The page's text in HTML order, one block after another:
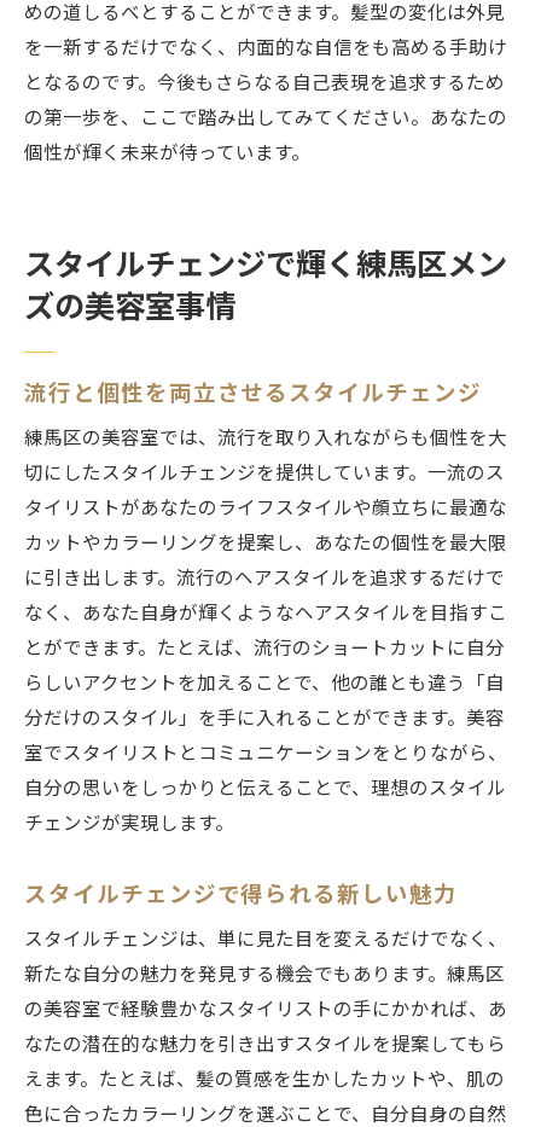
めの道しるべとすることができます。髪型の変化は外見
を一新するだけでなく、内面的な自信をも高める手助け
となるのです。今後もさらなる自己表現を追求するため
の第一歩を、ここで踏み出してみてください。あなたの
個性が輝く未来が待っています。
スタイルチェンジで輝く練馬区メン
ズの美容室事情
流行と個性を両立させるスタイルチェンジ
練馬区の美容室では、流行を取り入れながらも個性を大
切にしたスタイルチェンジを提供しています。一流のス
タイリストがあなたのライフスタイルや顔立ちに最適な
カットやカラーリングを提案し、あなたの個性を最大限
に引き出します。流行のヘアスタイルを追求するだけで
なく、あなた自身が輝くようなヘアスタイルを目指すこ
とができます。たとえば、流行のショートカットに自分
らしいアクセントを加えることで、他の誰とも違う「自
分だけのスタイル」を手に入れることができます。美容
室でスタイリストとコミュニケーションをとりながら、
自分の思いをしっかりと伝えることで、理想のスタイル
チェンジが実現します。
スタイルチェンジで得られる新しい魅力
スタイルチェンジは、単に見た目を変えるだけでなく、
新たな自分の魅力を発見する機会でもあります。練馬区
の美容室で経験豊かなスタイリストの手にかかれば、あ
なたの潜在的な魅力を引き出すスタイルを提案してもら
えます。たとえば、髪の質感を生かしたカットや、肌の
色に合ったカラーリングを選ぶことで、自分自身の自然